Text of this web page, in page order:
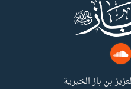
بن باز الخيرية